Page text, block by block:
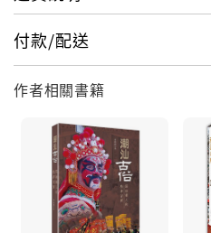
付款/配送
作者相關書籍